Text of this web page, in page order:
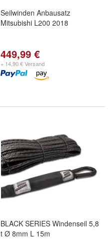
Seilwinden Anbausatz
Mitsubishi L200 2018
449,99 €
+ 14,90 € Versand
BLACK SERIES Windenseil 5,8
t Ø 8mm L 15m